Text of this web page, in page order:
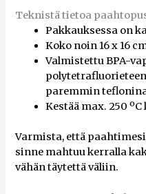
Teknistä tietoa
Pakkauksessa on
Koko noin 16 x 16
Valmistettu BPA-
paremmin
Kestää max. 250
Varmista, että
sinne mahtuu kerralla
vähän täytettä väliin.